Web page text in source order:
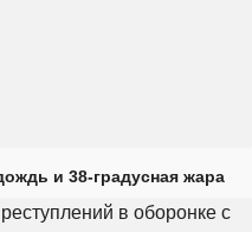
и 38-градусная жара